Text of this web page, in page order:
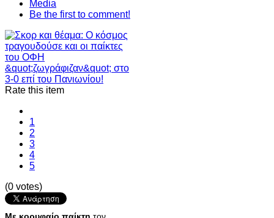
Media
Be the first to comment!
Rate this item
1
2
3
4
5
(0 votes)
Με κορυφαίο παίκτη τον